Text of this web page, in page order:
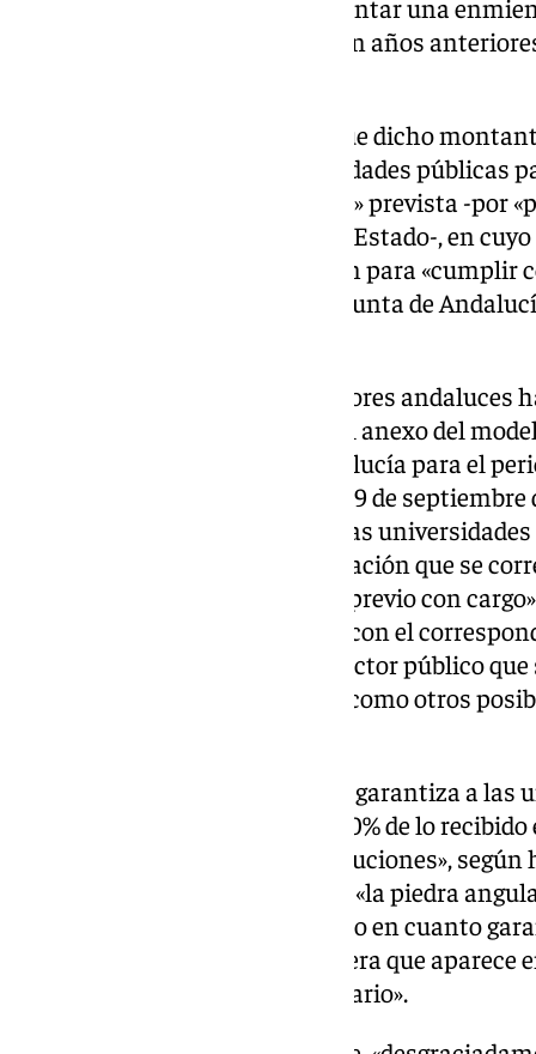
formación tiene previsto «presentar una
Presupuesto, como ha hecho «en años
Francisco Oliva ha precisado que dicho
el que necesitarían las universidades públicas
aplique la subida salarial del 2%» prevista -por
los Presupuestos Generales del Estado-, en
euros» la cantidad que reclaman para «cumplir
obligaciones de acuerdos de la Junta de
Así, el representante de los rectores andaluces
salvaguarda» que se recoge en el anexo del
universidades públicas de Andalucía para el
Gobierno de la Junta aprobó el 19 de
ha expuesto, que «cada una de las
tendrá garantizada una financiación que se
financiación recibida en el año previo con
que, además, «se incrementará con el
retribuciones de personal del sector público
Administración del Estado, así como otros
De esta manera, dicha cláusula garantiza a
financiación equivalente al «100% de lo
incrementos de costes de retribuciones»,
remarcado que esta cláusula es «la piedra
modelo de financiación, en tanto en cuanto
principio de suficiencia financiera que aparece
Orgánica del Sistema Universitario».